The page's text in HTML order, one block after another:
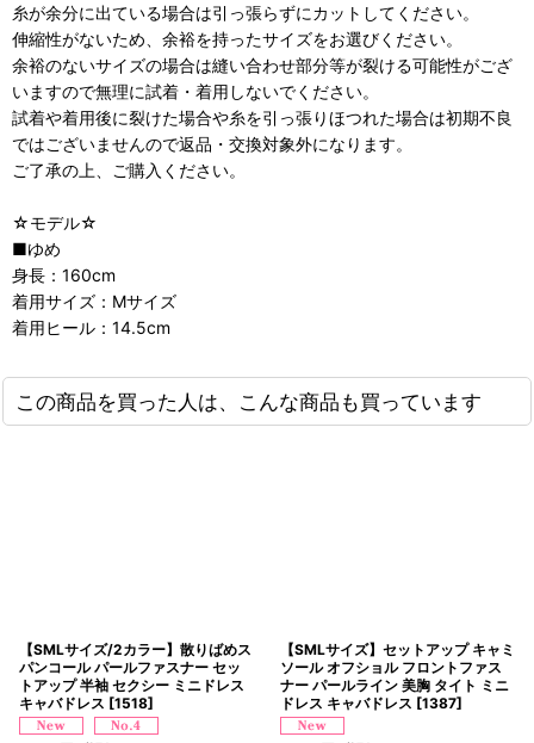
糸が余分に出ている場合は引っ張らずにカットしてください。
伸縮性がないため、余裕を持ったサイズをお選びください。
余裕のないサイズの場合は縫い合わせ部分等が裂ける可能性がござ
いますので無理に試着・着用しないでください。
試着や着用後に裂けた場合や糸を引っ張りほつれた場合は初期不良
ではございませんので返品・交換対象外になります。
ご了承の上、ご購入ください。
☆モデル☆
■ゆめ
身長：160cm
着用サイズ：Mサイズ
着用ヒール：14.5cm
この商品を買った人は、こんな商品も買っています
【SMLサイズ/2カラー】散りばめス
パンコール パールファスナー セッ
トアップ 半袖 セクシー ミニドレス
キャバドレス [1518]
【SMLサイズ】セットアップ キャミ
ソール オフショル フロントファス
ナー パールライン 美胸 タイト ミニ
ドレス キャバドレス [1387]